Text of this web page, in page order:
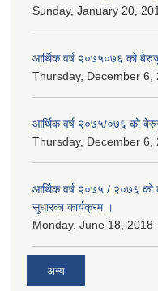
Sunday, January 20,
आर्थिक वर्ष २०७५०७६ को बेरुजु
Thursday, December 6,
आर्थिक वर्ष २०७५/०७६ को
Thursday, December 6,
आर्थिक वर्ष २०७५ / २०७६ को
सुधारका कार्यक्रम ।
Monday, June 18, 2018
अन्य